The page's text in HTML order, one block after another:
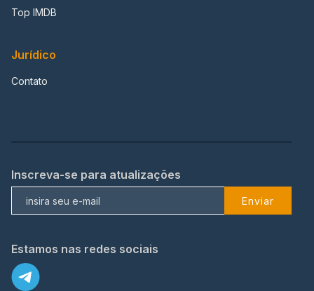
Top IMDB
Jurídico
Contato
Inscreva-se para atualizações
Enviar
Estamos nas redes sociais